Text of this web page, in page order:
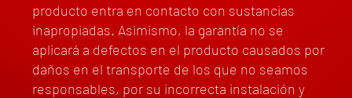
producto entra en contacto con sustancias
inapropiadas. Asimismo, la garantía no se
aplicará a defectos en el producto causados por
daños en el transporte de los que no seamos
responsables, por su incorrecta instalación y